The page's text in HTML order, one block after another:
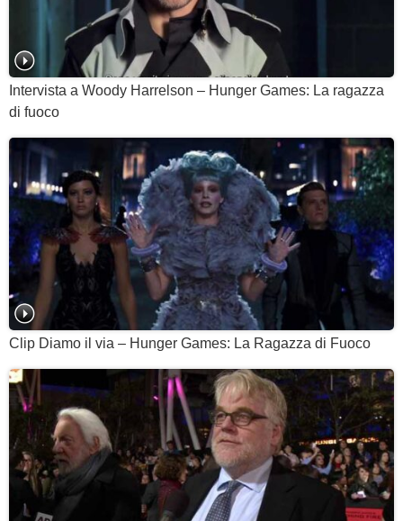
Intervista a Woody Harrelson – Hunger Games: La ragazza
di fuoco
Clip Diamo il via – Hunger Games: La Ragazza di Fuoco